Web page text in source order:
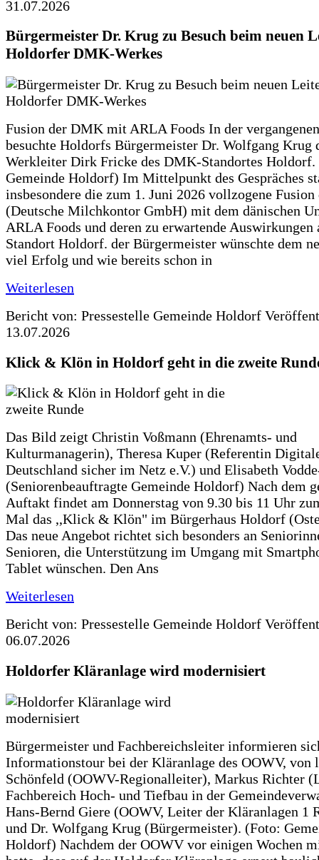
31.07.2026
Bürgermeister Dr. Krug zu Besuch beim neuen
Holdorfer DMK-Werkes
Fusion der DMK mit ARLA Foods In der
besuchte Holdorfs Bürgermeister Dr. Wolfgang Krug
Werkleiter Dirk Fricke des DMK-Standortes Holdorf.
Gemeinde Holdorf) Im Mittelpunkt des Gespräches
insbesondere die zum 1. Juni 2026 vollzogene
(Deutsche Milchkontor GmbH) mit dem dänischen
ARLA Foods und deren zu erwartende Auswirkungen
Standort Holdorf. der Bürgermeister wünschte dem
viel Erfolg und wie bereits schon in
Weiterlesen
Bericht von: Pressestelle Gemeinde Holdorf
13.07.2026
Klick & Klön in Holdorf geht in die zweite
Das Bild zeigt Christin Voßmann (Ehrenamts- und
Kulturmanagerin), Theresa Kuper (Referentin
Deutschland sicher im Netz e.V.) und Elisabeth
(Seniorenbeauftragte Gemeinde Holdorf) Nach dem
Auftakt findet am Donnerstag von 9.30 bis 11 Uhr
Mal das ,,Klick & Klön" im Bürgerhaus Holdorf
Das neue Angebot richtet sich besonders an
Senioren, die Unterstützung im Umgang mit
Tablet wünschen. Den Ans
Weiterlesen
Bericht von: Pressestelle Gemeinde Holdorf
06.07.2026
Holdorfer Kläranlage wird modernisiert
Bürgermeister und Fachbereichsleiter informieren
Informationstour bei der Kläranlage des OOWV, von
Schönfeld (OOWV-Regionalleiter), Markus Richter
Fachbereich Hoch- und Tiefbau in der
Hans-Bernd Giere (OOWV, Leiter der Kläranlagen 1
und Dr. Wolfgang Krug (Bürgermeister). (Foto:
Holdorf) Nachdem der OOWV vor einigen Wochen